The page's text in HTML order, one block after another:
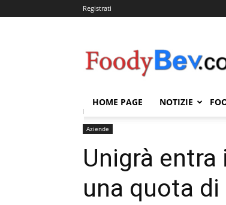
Registrati
HOME PAGE NOTIZIE
Home
Aziende
Unigrà entra
una quota